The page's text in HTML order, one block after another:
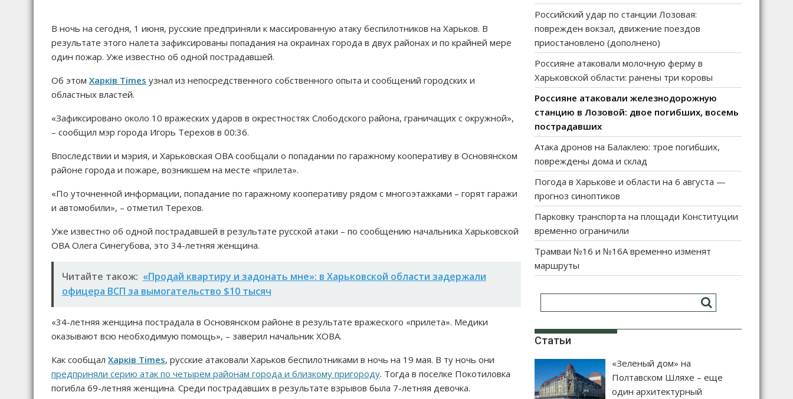
В ночь на сегодня, 1 июня, русские предприняли к массированную атаку беспилотников на Харьков. В
результате этого налета зафиксированы попадания на окраинах города в двух районах и по крайней мере
один пожар. Уже известно об одной пострадавшей.
Об этом Харків Times узнал из непосредственного собственного опыта и сообщений городских и
областных властей.
«Зафиксировано около 10 вражеских ударов в окрестностях Слободского района, граничащих с окружной»,
– сообщил мэр города Игорь Терехов в 00:36.
Впоследствии и мэрия, и Харьковская ОВА сообщали о попадании по гаражному кооперативу в Основянском
районе города и пожаре, возникшем на месте «прилета».
«По уточненной информации, попадание по гаражному кооперативу рядом с многоэтажками – горят гаражи
и автомобили», – отметил Терехов.
Уже известно об одной пострадавшей в результате русской атаки – по сообщению начальника Харьковской
ОВА Олега Синегубова, это 34-летняя женщина.
Читайте також: «Продай квартиру и задонать мне»: в Харьковской области задержали
офицера ВСП за вымогательство $10 тысяч
«34-летняя женщина пострадала в Основянском районе в результате вражеского «прилета». Медики
оказывают всю необходимую помощь», – заверил начальник ХОВА.
Как сообщал Харків Times, русские атаковали Харьков беспилотниками в ночь на 19 мая. В ту ночь они
предприняли серию атак по четырем районам города и близкому пригороду. Тогда в поселке Покотиловка
погибла 69-летняя женщина. Среди пострадавших в результате взрывов была 7-летняя девочка.
Российский удар по станции Лозовая:
поврежден вокзал, движение поездов
приостановлено (дополнено)
Россияне атаковали молочную ферму в
Харьковской области: ранены три коровы
Россияне атаковали железнодорожную
станцию в Лозовой: двое погибших, восемь
пострадавших
Атака дронов на Балаклею: трое погибших,
повреждены дома и склад
Погода в Харькове и области на 6 августа —
прогноз синоптиков
Парковку транспорта на площади Конституции
временно ограничили
Трамваи №16 и №16А временно изменят
маршруты
Статьи
«Зеленый дом» на
Полтавском Шляхе – еще
один архитектурный